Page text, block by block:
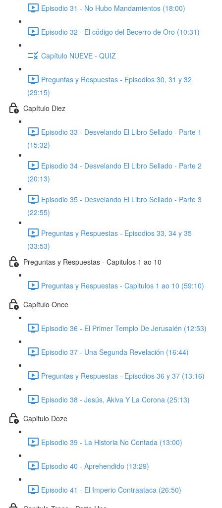
Episodio 31 - No Hubo Mandamientos (18:00)
Episodio 32 - El código del Becerro de Oro (10:31)
Capítulo NUEVE - QUIZ
Preguntas y Respuestas - Episodios 30, 31 y 32
(29:15)
Capítulo Diez
Episodio 33 - Desvelando El Libro Sellado - Parte 1
(15:32)
Episodio 34 - Desvelando El Libro Sellado - Parte 2
(20:13)
Episodio 35 - Desvelando El Libro Sellado - Parte 3
(22:55)
Preguntas y Respuestas - Episodios 33, 34 y 35
(33:53)
Preguntas y Respuestas - Capitulos 1 ao 10
Preguntas y Respuestas - Capitulos 1 ao 10 (59:10)
Capítulo Once
Episodio 36 - El Primer Templo De Jerusalén (12:53)
Episodio 37 - Una Segunda Revelación (16:44)
Preguntas y Respuestas - Episodios 36 y 37 (13:16)
Episodio 38 - Jesús, Akiva Y La Corona (25:13)
Capitulo Doze
Episodio 39 - La Historia No Contada (13:00)
Episodio 40 - Aprehendido (13:29)
Episodio 41 - El Imperio Contraataca (26:50)